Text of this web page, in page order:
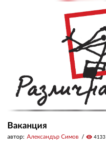
Ваканция
автор: Александър Симов visibility 4133